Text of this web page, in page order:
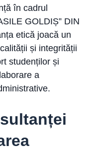
în cadrul
GOLDIȘ” DIN
etică joacă un
și integrității
studenților și
a